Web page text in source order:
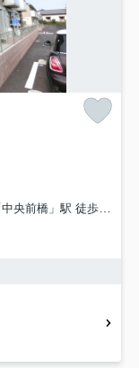
央前橋」駅 徒歩50分